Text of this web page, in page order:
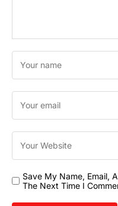
Save My Name, Email,
The Next Time I